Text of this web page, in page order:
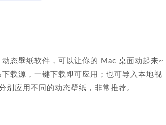
态壁纸软件，可以让你的 Mac 桌面动起来~
载源，一键下载即可应用；也可导入本地视
应用不同的动态壁纸，非常推荐。